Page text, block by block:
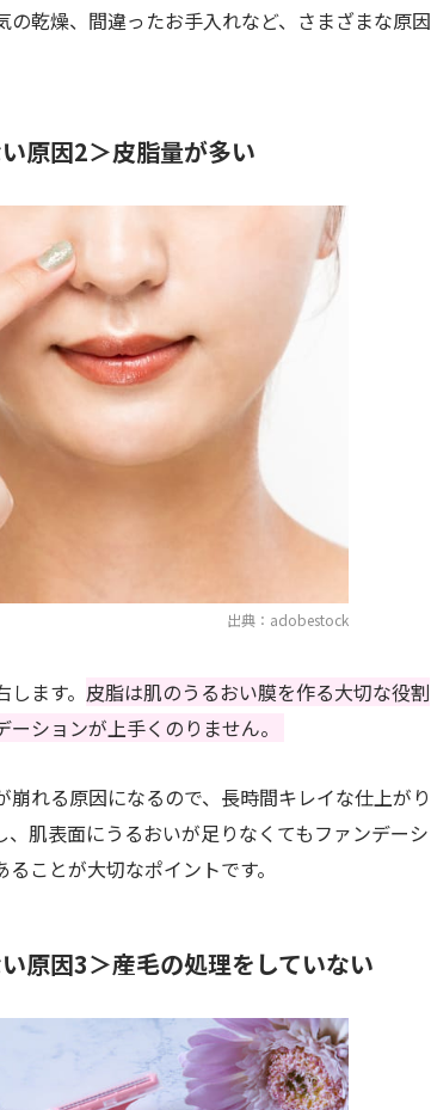
乾燥、間違ったお手入れなど、さまざまな原因
原因2＞皮脂量が多い
出典：adobestock
ます。 皮脂は肌のうるおい膜を作る大切な役割
ションが上手くのりません。
れる原因になるので、長時間キレイな仕上がり
肌表面にうるおいが足りなくてもファンデーシ
ことが大切なポイントです。
原因3＞産毛の処理をしていない